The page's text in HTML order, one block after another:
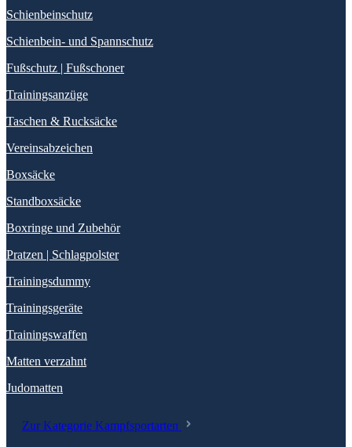
Schienbeinschutz
Schienbein- und Spannschutz
Fußschutz | Fußschoner
Trainingsanzüge
Taschen & Rucksäcke
Vereinsabzeichen
Boxsäcke
Standboxsäcke
Boxringe und Zubehör
Pratzen | Schlagpolster
Trainingsdummy
Trainingsgeräte
Trainingswaffen
Matten verzahnt
Judomatten
Zur Kategorie Kampfsportarten